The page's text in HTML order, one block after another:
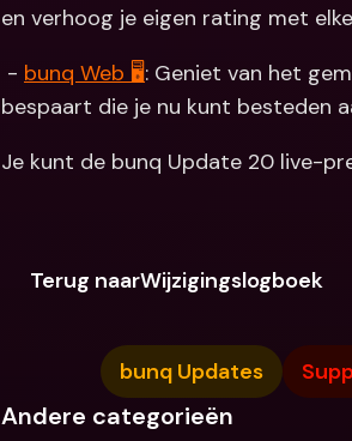
en verhoog je eigen rating met
- bunq Web 🖥: Geniet van het
bespaart die je nu kunt besteden
Je kunt de bunq Update 20 live-
Terug naarWijzigingslogboek
bunq Updates
Andere categorieën